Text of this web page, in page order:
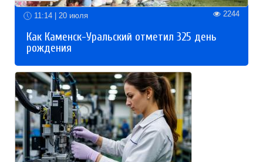
11:14 | 20 июля 2244
Как Каменск-Уральский отметил 325 день
рождения